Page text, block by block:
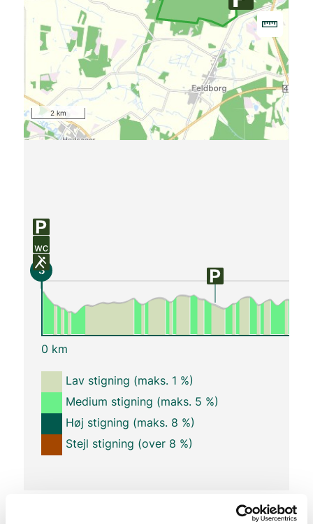
2 km
S
0 km
Lav stigning (maks. 1 %)
Medium stigning (maks. 5 %)
Høj stigning (maks. 8 %)
Stejl stigning (over 8 %)